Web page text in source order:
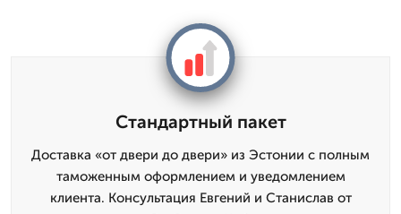
Стандартный пакет
Доставка «от двери до двери» из Эстонии с полным
таможенным оформлением и уведомлением
клиента. Консультация Евгений и Станислав от